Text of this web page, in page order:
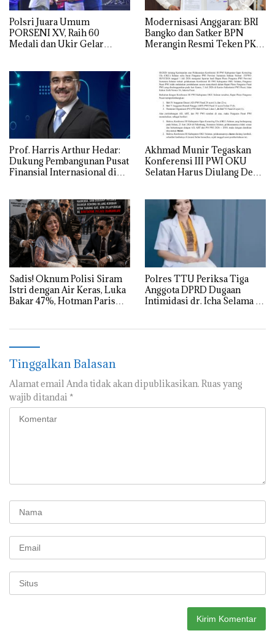
Polsri Juara Umum
PORSENI XV, Raih 60
Medali dan Ukir Gelar
Modernisasi Anggaran: BRI
Bangko dan Satker BPN
Merangin Resmi Teken PKS
Prof. Harris Arthur Hedar:
Dukung Pembangunan Pusat
Finansial Internasional di
Akhmad Munir Tegaskan
Konferensi III PWI OKU
Selatan Harus Diulang Demi
Sadis! Oknum Polisi Siram
Istri dengan Air Keras, Luka
Bakar 47%, Hotman Paris
Polres TTU Periksa Tiga
Anggota DPRD Dugaan
Intimidasi dr. Icha Selama 8
Tinggalkan Balasan
Alamat email Anda tidak akan dipublikasikan. Ruas yang
wajib ditandai *